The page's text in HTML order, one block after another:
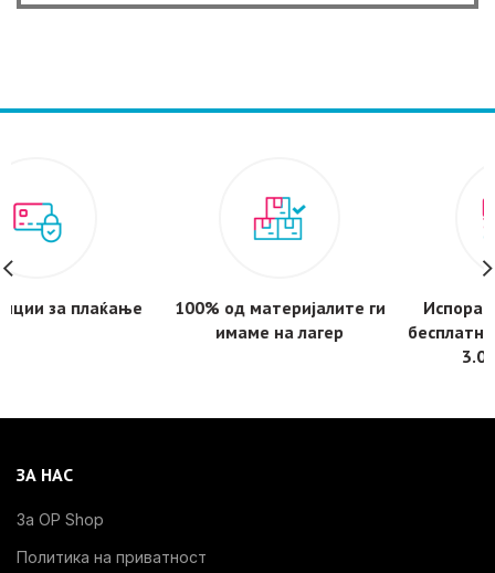
100% од материјалите ги
Испорака за 1-3 дена -
бесплатнa за нарачки над
ЗА НАС
За OP Shop
Политика на приватност